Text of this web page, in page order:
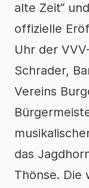
alte Zeit“
offizielle
Uhr der
Schrader,
Vereins
das
Thönse. Die